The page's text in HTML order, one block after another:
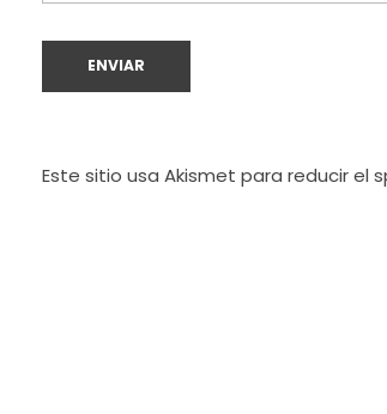
Este sitio usa Akismet para reducir el